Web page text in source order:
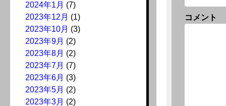
2024年1月 (7)
2023年12月 (1)
2023年10月 (3)
2023年9月 (2)
2023年8月 (2)
2023年7月 (7)
2023年6月 (3)
2023年5月 (2)
2023年3月 (2)
コメント